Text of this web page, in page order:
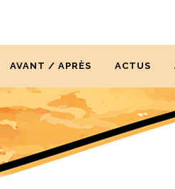
AVANT / APRÈS ACTUS